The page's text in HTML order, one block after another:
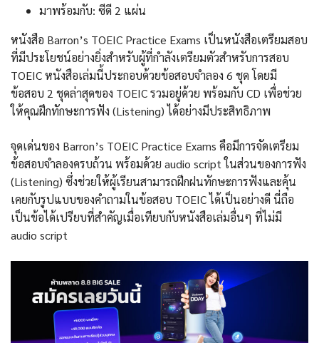
มาพร้อมกับ: ซีดี 2 แผ่น
หนังสือ Barron’s TOEIC Practice Exams เป็นหนังสือเตรียมสอบ
ที่มีประโยชน์อย่างยิ่งสำหรับผู้ที่กำลังเตรียมตัวสำหรับการสอบ
TOEIC หนังสือเล่มนี้ประกอบด้วยข้อสอบจำลอง 6 ชุด โดยมี
ข้อสอบ 2 ชุดล่าสุดของ TOEIC รวมอยู่ด้วย พร้อมกับ CD เพื่อช่วย
ให้คุณฝึกทักษะการฟัง (Listening) ได้อย่างมีประสิทธิภาพ
จุดเด่นของ Barron’s TOEIC Practice Exams คือมีการจัดเตรียม
ข้อสอบจำลองครบถ้วน พร้อมด้วย audio script ในส่วนของการฟัง
(Listening) ซึ่งช่วยให้ผู้เรียนสามารถฝึกฝนทักษะการฟังและคุ้น
เคยกับรูปแบบของคำถามในข้อสอบ TOEIC ได้เป็นอย่างดี นี่ถือ
เป็นข้อได้เปรียบที่สำคัญเมื่อเทียบกับหนังสือเล่มอื่นๆ ที่ไม่มี
audio script